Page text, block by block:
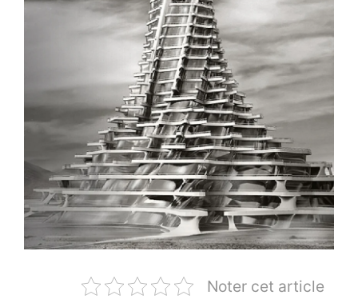
Noter cet article